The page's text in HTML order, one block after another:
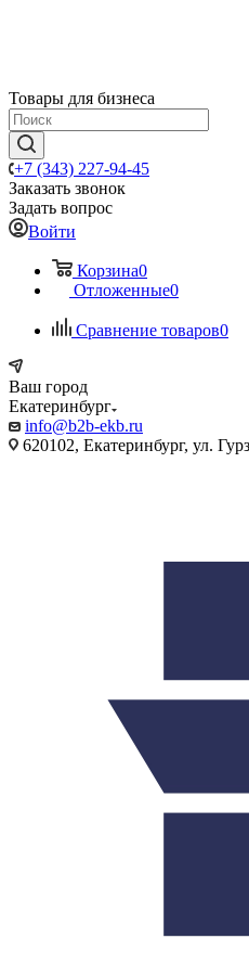
Товары для бизнеса
+7 (343) 227-94-45
Заказать звонок
Задать вопрос
Войти
Корзина0
Отложенные0
Сравнение товаров0
Ваш город
Екатеринбург
info@b2b-ekb.ru
620102, Екатеринбург, ул.